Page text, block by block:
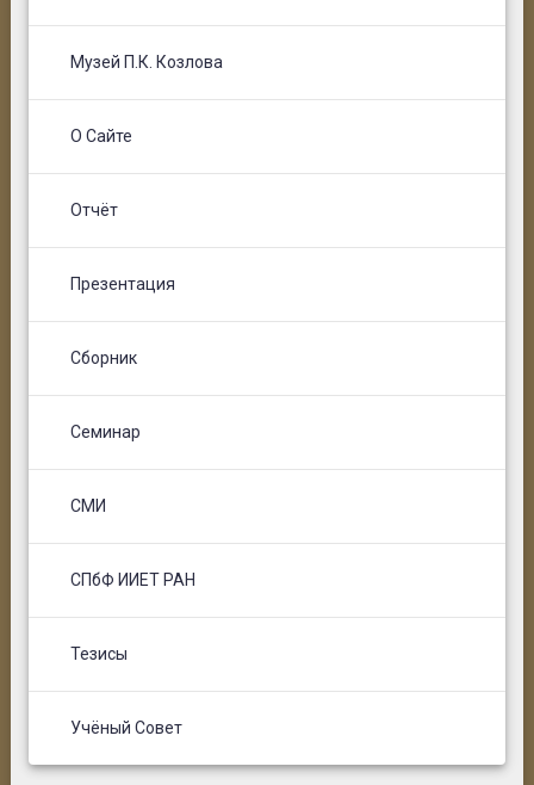
Музей П.К. Козлова
О Сайте
Отчёт
Презентация
Сборник
Семинар
СМИ
СПбФ ИИЕТ РАН
Тезисы
Учёный Совет